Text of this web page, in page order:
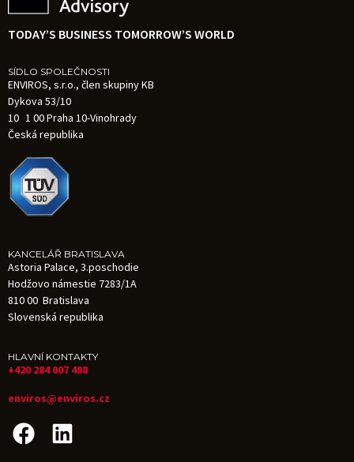
TODAY’S BUSINESS TOMORROW’S WORLD
SÍDLO SPOLEČNOSTI
ENVIROS, s.r.o., člen skupiny KB
Dykova 53/10
10 1 00 Praha 10-Vinohrady
Česká republika
KANCELÁŘ BRATISLAVA
Astoria Palace, 3.poschodie
Hodžovo námestie 7283/1A
810 00 Bratislava
Slovenská republika
HLAVNÍ KONTAKTY
+420 284 007 498
enviros@enviros.cz